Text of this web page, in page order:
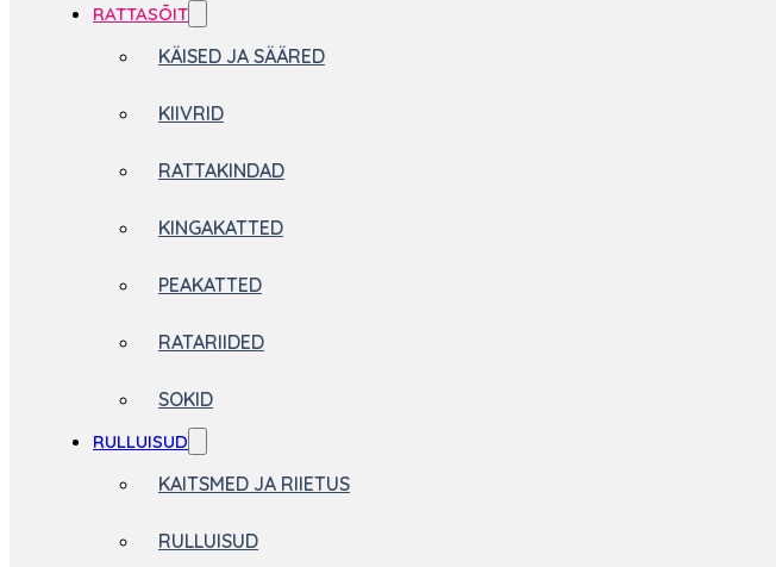
RATTASÕIT
KÄISED JA SÄÄRED
KIIVRID
RATTAKINDAD
KINGAKATTED
PEAKATTED
RATARIIDED
SOKID
RULLUISUD
KAITSMED JA RIIETUS
RULLUISUD